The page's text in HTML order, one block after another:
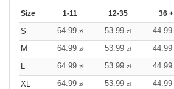
Size 1-11 12-35 36 +
S 64.99 zł 53.99 zł 44.99
M
64.99 zł 53.99 zł 44.99
L
64.99 zł 53.99 zł 44.99
XL
64.99 zł 53.99 zł 44.99